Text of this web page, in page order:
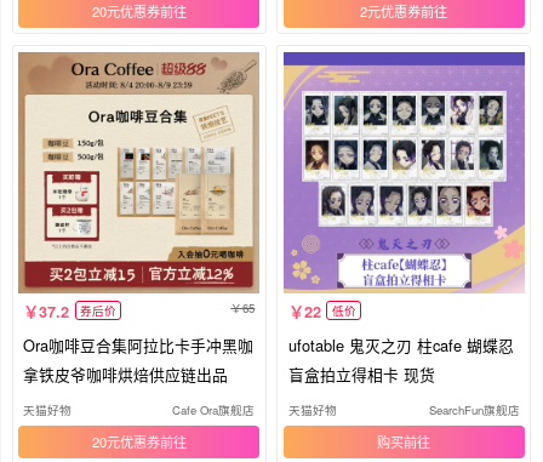
20元优惠券 2元优惠券
37.2 券后价 65
Ora咖啡豆合集阿拉比卡手冲黑咖
拿铁皮爷咖啡烘焙供应链出品
天猫好物 Cafe Ora旗舰店
20元优惠券
22 低价
ufotable 鬼灭之刃 柱cafe 蝴蝶忍
盲盒拍立得相卡 现货
天猫好物 SearchFun旗舰店
购买